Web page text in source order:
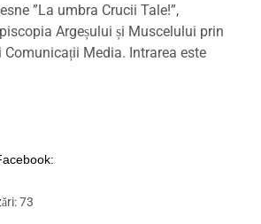
”La umbra Crucii Tale!”,
Argeșului și Muscelului prin
Comunicații Media. Intrarea este
73